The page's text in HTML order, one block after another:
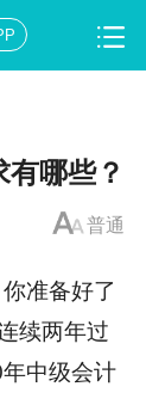
哪些？
普通
你准备好了
续两年过
中级会计